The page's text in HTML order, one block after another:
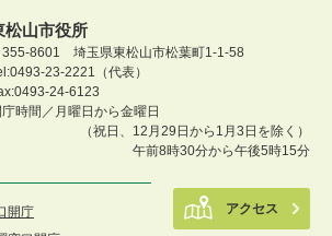
松山市役所
355-8601 埼玉県東松山市松葉町1-1-58
23-2221（代表）
24-6123
時間／月曜日から金曜日
（祝日、12月29日から1月3日を除く）
午前8時30分から午後5時15分
開庁
アクセス